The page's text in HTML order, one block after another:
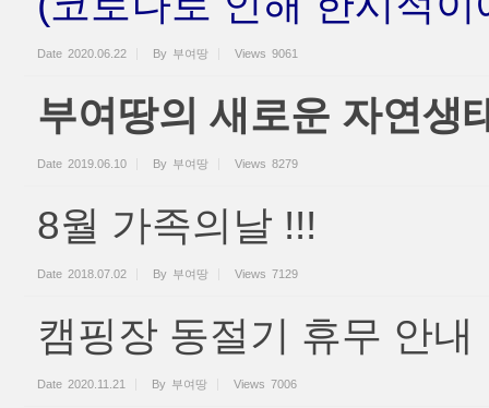
Date 2020.06.22 By 부여땅 Views 9061
부여땅의 새로운 자연생
Date 2019.06.10 By 부여땅 Views 8279
8월 가족의날 !!!
Date 2018.07.02 By 부여땅 Views 7129
캠핑장 동절기 휴무 안내
Date 2020.11.21 By 부여땅 Views 7006